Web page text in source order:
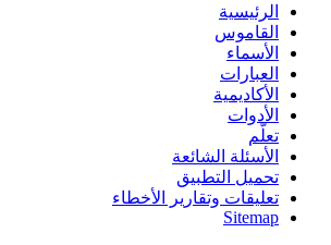
الرئيسية
القاموس
الأسماء
العبارات
الأكاديمية
الأدوات
تعلّم
الأسئلة الشائعة
تحميل التطبيق
تعليقات وتقارير الأخطاء
Sitemap